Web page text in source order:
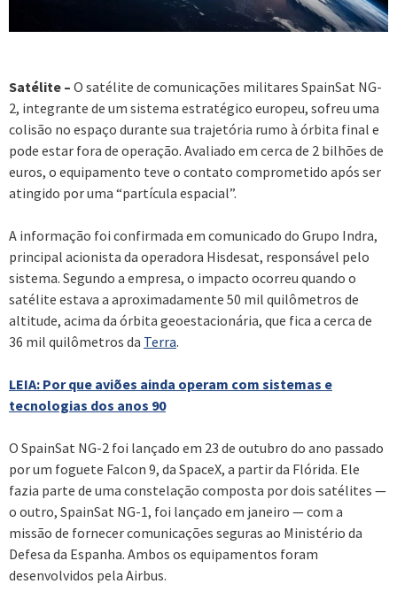
Satélite – O satélite de comunicações militares SpainSat NG-
2, integrante de um sistema estratégico europeu, sofreu uma
colisão no espaço durante sua trajetória rumo à órbita final e
pode estar fora de operação. Avaliado em cerca de 2 bilhões de
euros, o equipamento teve o contato comprometido após ser
atingido por uma “partícula espacial”.
A informação foi confirmada em comunicado do Grupo Indra,
principal acionista da operadora Hisdesat, responsável pelo
sistema. Segundo a empresa, o impacto ocorreu quando o
satélite estava a aproximadamente 50 mil quilômetros de
altitude, acima da órbita geoestacionária, que fica a cerca de
36 mil quilômetros da Terra.
LEIA: Por que aviões ainda operam com sistemas e
tecnologias dos anos 90
O SpainSat NG-2 foi lançado em 23 de outubro do ano passado
por um foguete Falcon 9, da SpaceX, a partir da Flórida. Ele
fazia parte de uma constelação composta por dois satélites —
o outro, SpainSat NG-1, foi lançado em janeiro — com a
missão de fornecer comunicações seguras ao Ministério da
Defesa da Espanha. Ambos os equipamentos foram
desenvolvidos pela Airbus.